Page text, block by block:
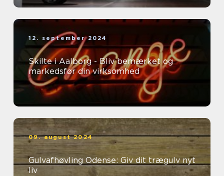
12. september 2024
Skilte i Aalborg - Bliv bemærket og
markedsfør din virksomhed
09. august 2024
Gulvafhøvling Odense: Giv dit trægulv nyt
liv